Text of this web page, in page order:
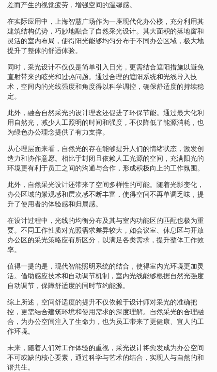
差而产生的视觉疲劳，增强空间的温馨感。
在实际应用中，上海智慧广场作为一座现代化办公楼，充分利用其
建筑结构优势，巧妙地融合了自然采光设计。其大面积的落地窗和
灵活的室内布局，使得阳光能够均匀分布于不同办公区域，极大地
提升了整体的舒适体验。
同时，采光设计不仅仅是简单引入日光，更需结合遮阳措施以避免
直射带来的眩光和过热问题。通过合理的遮阳系统和光线导入技
术，空间内的光线强度和角度得以科学调控，确保舒适度的持续稳
定。
此外，融合自然采光的设计理念还促进了环保节能。通过最大化利
用自然光，减少人工照明的时间和强度，不仅降低了能源消耗，也
为绿色办公理念提供了有力支撑。
从心理层面来看，自然光的存在能够提升人们的情绪状态，激发创
造力和协作意愿。相比于封闭且依赖人工光源的空间，充满阳光的
环境更有利于员工之间的沟通与合作，形成积极向上的工作氛围。
此外，自然采光设计还带来了空间多样性的可能。随着光影变化，
办公区域的景观感和层次感不断丰富，使得空间不再单调乏味，提
升了使用者的体验感和归属感。
在设计过程中，光线的均衡分布及其与室内功能区的匹配也极为重
要。不同工作性质对光照需求差异较大，如会议室、休息区与开放
办公区的采光策略应有所区分，以满足各类需求，提升整体工作效
率。
值得一提的是，现代智能照明系统的结合，使得室内光环境更加灵
活。借助感应技术和自动调节机制，室内光线能够根据自然光强度
自动调节，保障舒适度的同时节约能源。
综上所述，空间舒适度的提升不仅依赖于设计师对采光的准确把
控，更需结合建筑环境和使用需求的深度理解。自然采光的合理融
合，为办公空间注入了生命力，也为员工带来了更健康、宜人的工
作环境。
未来，随着人们对工作体验的重视，采光设计将愈发成为办公空间
不可或缺的核心要素，通过科学与艺术的结合，实现人与自然的和
谐共生。